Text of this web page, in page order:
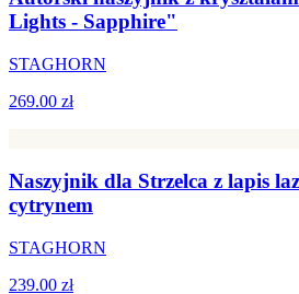
Lights - Sapphire"
STAGHORN
269.00 zł
Naszyjnik dla Strzelca z lapis
cytrynem
STAGHORN
239.00 zł